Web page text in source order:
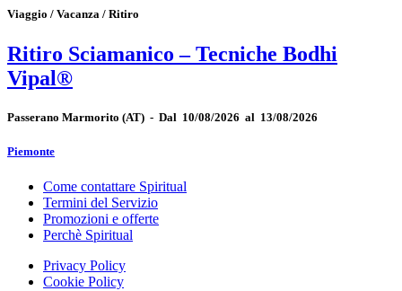
Viaggio / Vacanza / Ritiro
Ritiro Sciamanico – Tecniche Bodhi
Vipal®
Passerano Marmorito (AT) - Dal 10/08/2026 al 13/08/2026
Piemonte
Come contattare Spiritual
Termini del Servizio
Promozioni e offerte
Perchè Spiritual
Privacy Policy
Cookie Policy